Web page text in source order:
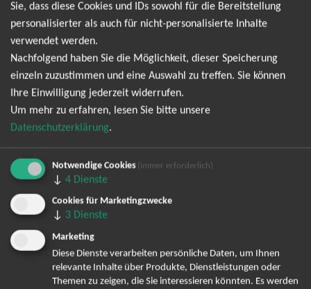
abonnieren und bin daher mit einer Speicherung meiner E-
Mail-Adresse zum Zweck der Zustellung des Newsletters
entsprechend der
Newsletter kann ich jederzeit wieder abbestellen.
Bereits angemeldet? Hier können Sie sich abmelden ...
TOP-Events
Sie, dass diese Cookies und IDs sowohl für die Bereitstellung
personalisierter als auch für nicht-personalisierte Inhalte
verwendet werden.
Nachfolgend haben Sie die Möglichkeit, dieser Speicherung
einzeln zuzustimmen und eine Auswahl zu treffen. Sie können
Ihre Einwilligung jederzeit widerrufen.
Um mehr zu erfahren, lesen Sie bitte unsere
Datenschutzerklärung.
Notwendige Cookies (immer erforderlich)
↓ 4 Dienste
Cookies für Marketingzwecke
↓ 3 Dienste
Marketing
Diese Dienste verarbeiten persönliche Daten, um Ihnen
relevante Inhalte über Produkte, Dienstleistungen oder
Themen zu zeigen, die Sie interessieren könnten. Es werden